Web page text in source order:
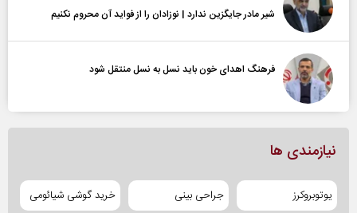
شیر مادر جایگزین ندارد | نوزادان را از فواید آن محروم نکنیم
فرهنگ اهدای خون باید نسل به نسل منتقل شود
نیازمندی ها
یوتوبروکرز جراحی بینی خرید گوشی شیائومی